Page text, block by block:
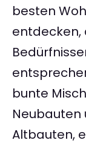
besten
entdecken,
bunte
Altbauten,